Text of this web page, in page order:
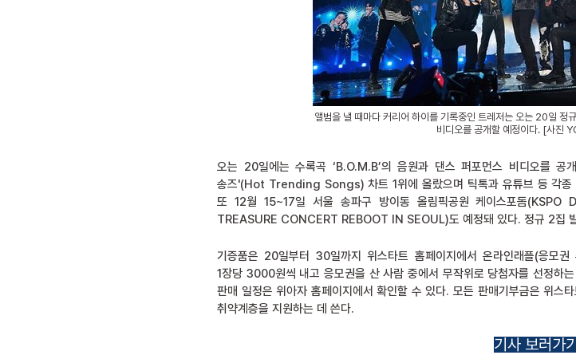
앨범을 낼 때마다 커리어 하이를 기록중인 트레저는 오는 20일 정
비디오를 공개할 예정이다. [사진
오는 20일에는 수록곡 ‘B.O.M.B’의 음원과 댄스 퍼포먼스 비디오를
송즈'(Hot Trending Songs) 차트 1위에 올랐으며 틱톡과 유튜브 등 각종
또 12월 15~17일 서울 송파구 방이동 올림픽공원 케이스포돔
TREASURE CONCERT REBOOT IN SEOUL)도 예정돼 있다. 정규 2집
기증품은 20일부터 30일까지 위스타트 홈페이지에서 온라인래플(응모
1장당 3000원씩 내고 응모권을 산 사람 중에서 무작위로 당첨자를 선정하
판매 일정은 위아자 홈페이지에서 확인할 수 있다. 모든 판매기부금은 위스
취약계층을 지원하는 데 쓴다.
기사 보러가기